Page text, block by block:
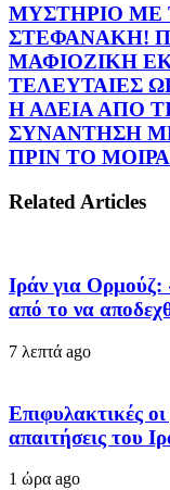
ΜΥΣΤΗΡΙΟ ΜΕ
ΣΤΕΦΑΝΑΚΗ!
ΜΑΦΙΟΖΙΚΗ
ΤΕΛΕΥΤΑΙΕΣ
Η ΑΔΕΙΑ ΑΠΟ
ΣΥΝΑΝΤΗΣΗ
ΠΡΙΝ ΤΟ
Related Articles
Ιράν για
από το να
7 λεπτά ago
Επιφυλακτικές
απαιτήσεις του
1 ώρα ago